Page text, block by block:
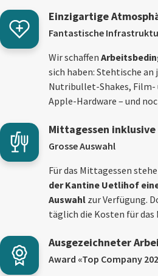
Einzigartige
Fantastische
Wir schaffen
sich haben: Stehtische an
Nutribullet-Shakes, Film-
Apple-Hardware – und
Mittagessen inklusive
Grosse Auswahl
Für das Mittagessen
der Kantine Uetlihof
Auswahl zur Verfügung.
täglich die Kosten für das
Ausgezeichneter
Award «Top Company